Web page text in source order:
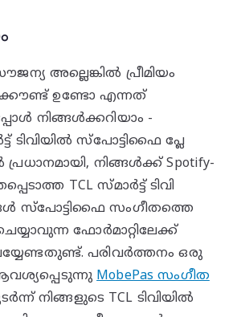
അല്ലെങ്കിൽ പ്രീമിയം
ഉണ്ടോ എന്നത്
നിങ്ങൾക്കറിയാം -
ടിവിയിൽ സ്‌പോട്ടിഫൈ പ്ലേ
നിങ്ങൾക്ക് Spotify-
TCL സ്മാർട്ട് ടിവി
സ്‌പോട്ടിഫൈ സംഗീതത്തെ
ചെയ്യാവുന്ന ഫോർമാറ്റിലേക്ക്
പരിവർത്തനം ഒരു
MobePas സംഗീത
നിങ്ങളുടെ TCL ടിവിയിൽ